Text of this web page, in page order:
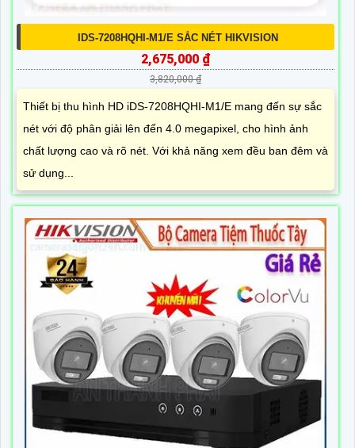
IDS-7208HQHI-M1/E SẮC NÉT HIKVISION
2,675,000 ₫
3,820,000 ₫
Thiết bị thu hình HD iDS-7208HQHI-M1/E mang đến sự sắc
nét với độ phân giải lên đến 4.0 megapixel, cho hình ảnh
chất lượng cao và rõ nét. Với khả năng xem đều ban đêm và
sử dụng...